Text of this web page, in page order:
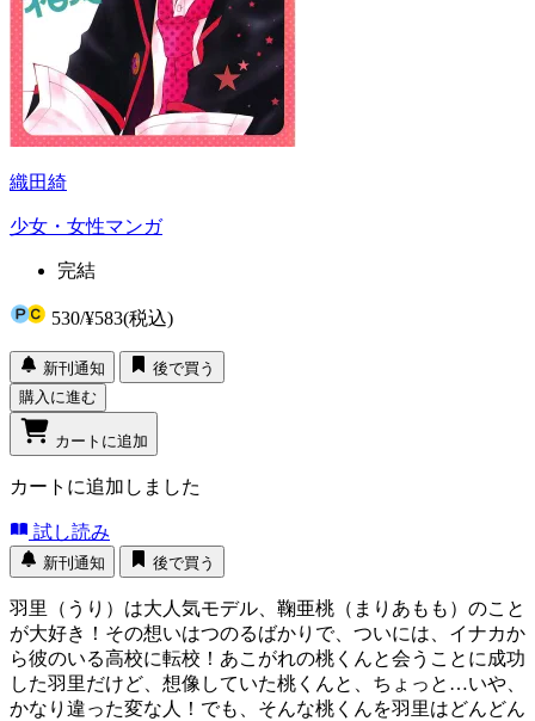
織田綺
少女・女性マンガ
完結
530/¥583(税込)
新刊通知
後で買う
購入に進む
カートに追加
カートに追加しました
試し読み
新刊通知 後で買う
羽里（うり）は大人気モデル、鞠亜桃（まりあもも）のこと
が大好き！その想いはつのるばかりで、ついには、イナカか
ら彼のいる高校に転校！あこがれの桃くんと会うことに成功
した羽里だけど、想像していた桃くんと、ちょっと…いや、
かなり違った変な人！でも、そんな桃くんを羽里はどんどん